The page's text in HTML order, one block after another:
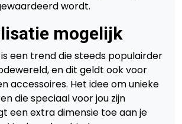
wordt.
mogelijk
een trend die steeds populairder
en dit geldt ook voor
accessoires. Het idee om unieke
die speciaal voor jou zijn
een extra dimensie toe aan je